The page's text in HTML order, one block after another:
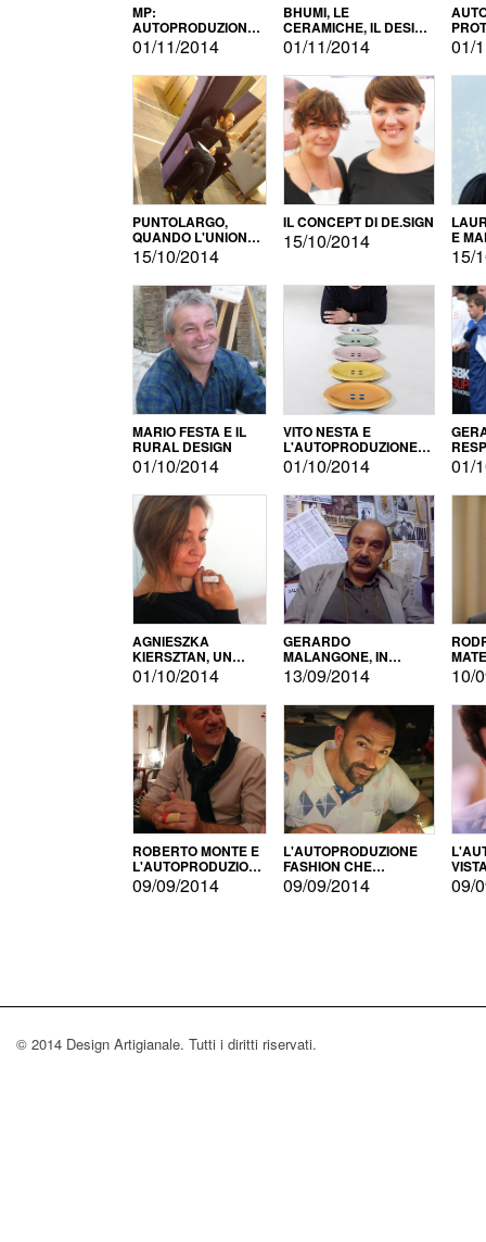
MP:
AUTOPRODUZIONE
E INNOVAZIONE
01/11/2014
BHUMI, LE
CERAMICHE, IL DESIGN
E L'AUTOPRODUZIONE
01/11/2014 01/
PUNTOLARGO,
QUANDO L'UNIONE
FA LA FORZA E
VINCE
15/10/2014
IL CONCEPT DI DE.SIGN
15/10/2014 E
15/
MARIO FESTA E IL
RURAL DESIGN
01/10/2014
VITO NESTA E
L'AUTOPRODUZIONE
COME RECUPERO DEI
SIMBOLI
01/10/2014 01/
AGNIESZKA
KIERSZTAN, UN
MODELLO DI
AUTOPRODUZIONE
01/10/2014
GERARDO
MALANGONE, IN
GIURIA PER IL
CONCORSO
LETTERARIO
13/09/2014 10/
ROBERTO MONTE E
L'AUTOPRODUZIONE
CON IL CENSIMENTO
09/09/2014
L'AUTOPRODUZIONE
FASHION CHE
CONQUISTA GLI USA
09/09/2014 09/
© 2014 Design Artigianale. Tutti i diritti riservati.